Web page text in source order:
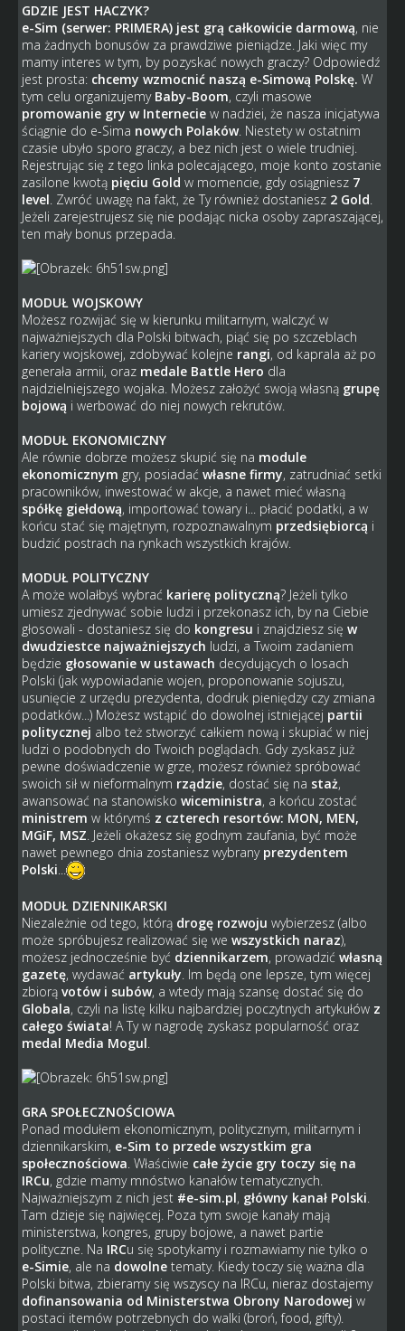
GDZIE JEST HACZYK?
e-Sim (serwer: PRIMERA) jest grą całkowicie darmową, nie
ma żadnych bonusów za prawdziwe pieniądze. Jaki więc my
mamy interes w tym, by pozyskać nowych graczy? Odpowiedź
jest prosta: chcemy wzmocnić naszą e-Simową Polskę. W
tym celu organizujemy Baby-Boom, czyli masowe
promowanie gry w Interneciew nadziei, że nasza inicjatywa
ściągnie do e-Sima nowych Polaków. Niestety w ostatnim
czasie ubyło sporo graczy, a bez nich jest o wiele trudniej.
Rejestrując się z tego linka polecającego, moje konto zostanie
zasilone kwotą pięciu Gold w momencie, gdy osiągniesz 7
level . Zwróć uwagę na fakt, że Ty również dostaniesz 2 Gold
Jeżeli zarejestrujesz się nie podając nicka osoby zapraszającej,
ten mały bonus przepada.
MODUŁ WOJSKOWY
Możesz rozwijać się w kierunku militarnym, walczyć w
najważniejszych dla Polski bitwach, piąć się po szczeblach
kariery wojskowej, zdobywać kolejne rangi, od kaprala aż po
generała armii, oraz medale Battle Hero dla
najdzielniejszego wojaka. Możesz założyć swoją własną grupę
bojową i werbować do niej nowych rekrutów.
MODUŁ EKONOMICZNY
Ale równie dobrze możesz skupić się na module
ekonomicznym gry, posiadać własne firmy, zatrudniać setki
pracowników, inwestować w akcje, a nawet mieć własną
spółkę giełdową, importować towary i... płacić podatki, a w
końcu stać się majętnym, rozpoznawalnym przedsiębiorcą i
budzić postrach na rynkach wszystkich krajów.
MODUŁ POLITYCZNY
A może wolałbyś wybrać karierę polityczną? Jeżeli tylko
umiesz zjednywać sobie ludzi i przekonasz ich, by na Ciebie
głosowali - dostaniesz się do kongresu i znajdziesz się w
dwudziestce najważniejszych ludzi, a Twoim zadaniem
będzie głosowanie w ustawach decydujących o losach
Polski (jak wypowiadanie wojen, proponowanie sojuszu,
usunięcie z urzędu prezydenta, dodruk pieniędzy czy zmiana
podatków...) Możesz wstąpić do dowolnej istniejącej partii
politycznej albo też stworzyć całkiem nową i skupiać w niej
ludzi o podobnych do Twoich poglądach. Gdy zyskasz już
pewne doświadczenie w grze, możesz również spróbować
swoich sił w nieformalnym rządzie, dostać się na staż,
awansować na stanowisko wiceministra, a końcu zostać
ministrem w którymś z czterech resortów: MON, MEN,
MGiF, MSZ . Jeżeli okażesz się godnym zaufania, być może
nawet pewnego dnia zostaniesz wybrany prezydentem
Polski
MODUŁ DZIENNIKARSKI
Niezależnie od tego, którą drogę rozwoju wybierzesz (albo
może spróbujesz realizować się we wszystkich naraz),
możesz jednocześnie być dziennikarzem, prowadzić własną
gazetę, wydawać artykuły. Im będą one lepsze, tym więcej
zbiorą votów i subów, a wtedy mają szansę dostać się do
Globala, czyli na listę kilku najbardziej poczytnych artykułów z
całego świata! A Ty w nagrodę zyskasz popularność oraz
medal Media Mogul.
GRA SPOŁECZNOŚCIOWA
Ponad modułem ekonomicznym, politycznym, militarnym i
dziennikarskim, e-Sim to przede wszystkim gra
społecznościowa. Właściwie całe życie gry toczy się na
IRCu, gdzie mamy mnóstwo kanałów tematycznych.
Najważniejszym z nich jest #e-sim.pl, główny kanał Polski.
Tam dzieje się najwięcej. Poza tym swoje kanały mają
ministerstwa, kongres, grupy bojowe, a nawet partie
polityczne. Na IRCu się spotykamy i rozmawiamy nie tylko o
e-Simie, ale na dowolnetematy. Kiedy toczy się ważna dla
Polski bitwa, zbieramy się wszyscy na IRCu, nieraz dostajemy
dofinansowania od Ministerstwa Obrony Narodowej w
postaci itemów potrzebnych do walki (broń, food, gifty).